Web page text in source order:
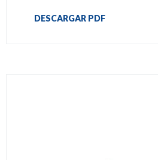
DESCARGAR PDF